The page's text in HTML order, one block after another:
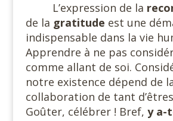
L’expression de la
de la gratitude est une
indispensable dans la vie
Apprendre à ne pas
comme allant de soi.
notre existence dépend de
collaboration de tant
Goûter, célébrer ! Bref, y a-